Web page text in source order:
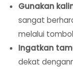
Gunakan
sangat
melalui
Ingatkan
dekat